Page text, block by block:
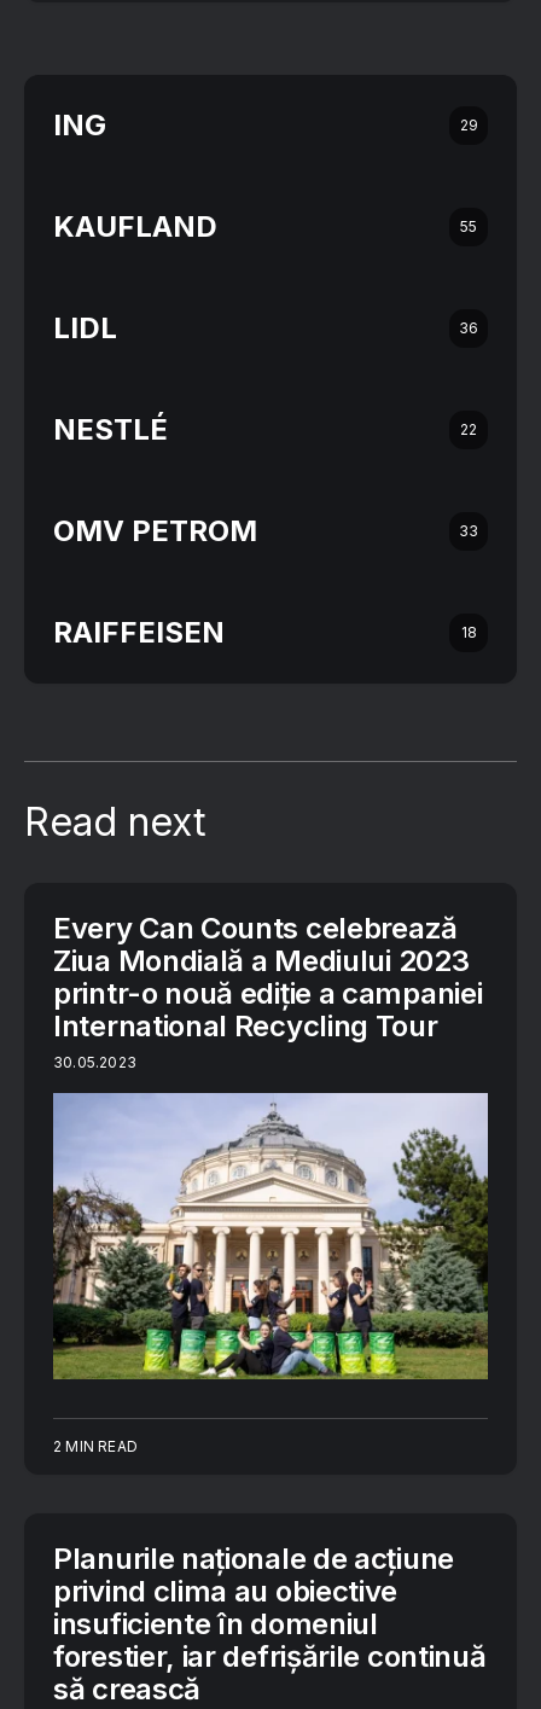
ING 29
KAUFLAND 55
LIDL 36
NESTLÉ 22
OMV PETROM 33
RAIFFEISEN 18
Read next
Every Can Counts celebrează
Ziua Mondială a Mediului 2023
printr-o nouă ediție a campaniei
International Recycling Tour
30.05.2023
2 MIN READ
Planurile naționale de acțiune
privind clima au obiective
insuficiente în domeniul
forestier, iar defrișările continuă
să crească